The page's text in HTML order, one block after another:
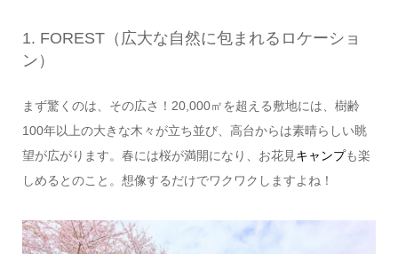
1. FOREST（広大な自然に包まれるロケーショ
ン）
まず驚くのは、その広さ！20,000㎡を超える敷地には、樹齢
100年以上の大きな木々が立ち並び、高台からは素晴らしい眺
望が広がります。春には桜が満開になり、お花見キャンプも楽
しめるとのこと。想像するだけでワクワクしますよね！